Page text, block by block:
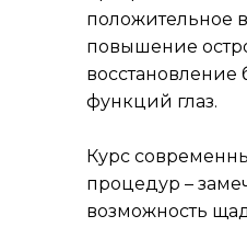
положительное
повышение
функций глаз.
Курс
процедур –
возможность